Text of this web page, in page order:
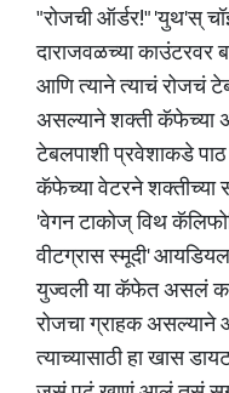
"रोजची ऑर्डर!" 'युथ'स्
दाराजवळच्या काउंटरवर
आणि त्याने त्याचं रोजचं
असल्याने शक्ती कॅफेच्या
टेबलपाशी प्रवेशाकडे
कॅफेच्या वेटरने शक्तीच्या
'वेगन टाकोज् विथ
वीटग्रास स्मूदी'
युज्वली या कॅफेत असलं
रोजचा ग्राहक
त्याच्यासाठी हा खास